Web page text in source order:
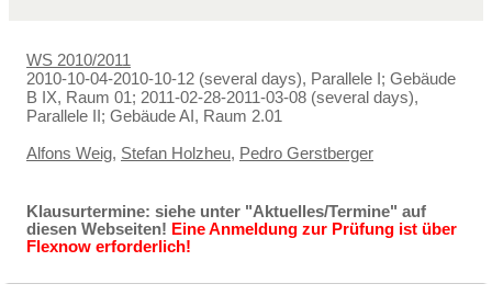
WS 2010/2011
2010-10-04-2010-10-12 (several days), Parallele I; Gebäude
B IX, Raum 01; 2011-02-28-2011-03-08 (several days),
Parallele II; Gebäude AI, Raum 2.01
Alfons Weig, Stefan Holzheu, Pedro Gerstberger
Klausurtermine: siehe unter "Aktuelles/Termine" auf
diesen Webseiten! Eine Anmeldung zur Prüfung ist über
Flexnow erforderlich!